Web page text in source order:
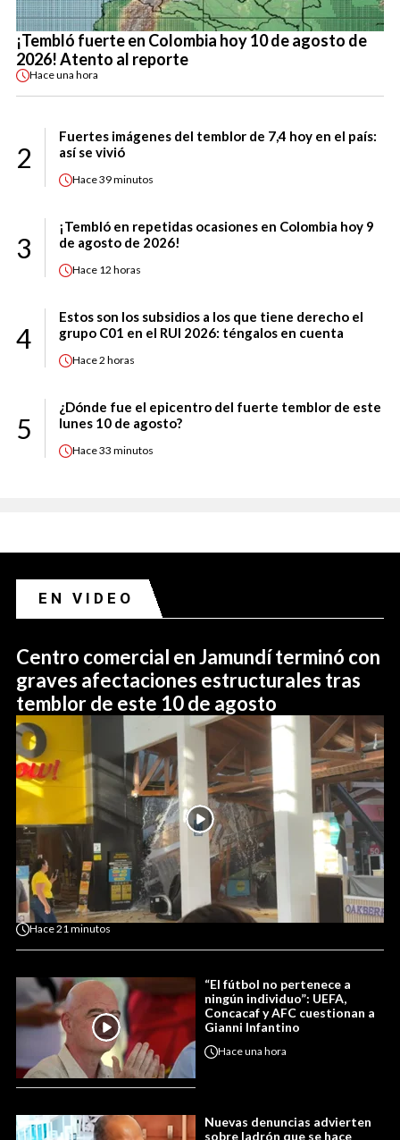
¡Tembló fuerte en Colombia hoy 10 de agosto de
2026! Atento al reporte
Haceuna hora
2
Fuertes imágenes del temblor de 7,4 hoy en el país:
así se vivió
Hace39 minutos
3
¡Tembló en repetidas ocasiones en Colombia hoy 9
de agosto de 2026!
Hace 12 horas
4
Estos son los subsidios a los que tiene derecho el
grupo C01 en el RUI 2026: téngalos en cuenta
Hace2 horas
5
¿Dónde fue el epicentro del fuerte temblor de este
lunes 10 de agosto?
Hace33 minutos
EN VIDEO
Centro comercial en Jamundí terminó con
graves afectaciones estructurales tras
temblor de este 10 de agosto
Hace21 minutos
“El fútbol no pertenece a
ningún individuo”: UEFA,
Concacaf y AFC cuestionan a
Gianni Infantino
Haceuna hora
Nuevas denuncias advierten
sobre ladrón que se hace